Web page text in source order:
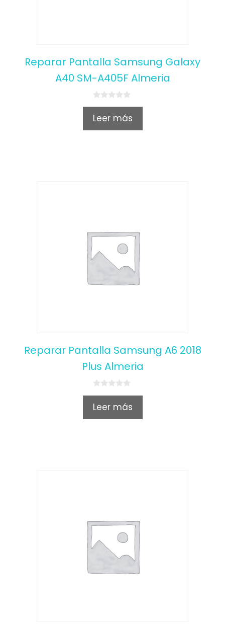
Reparar Pantalla Samsung Galaxy
A40 SM-A405F Almeria
0
u
Leer más
Reparar Pantalla Samsung A6 2018
Plus Almeria
0
u
Leer más